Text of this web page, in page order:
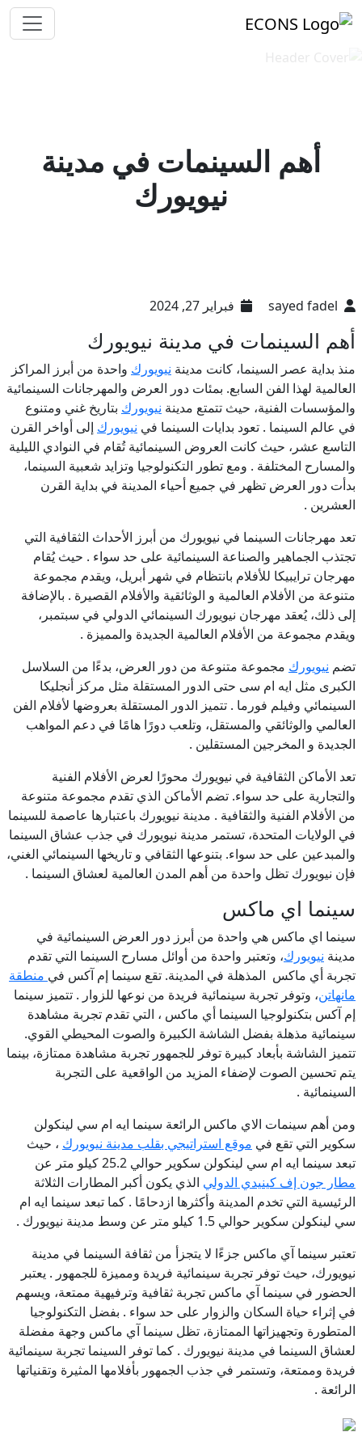
أهم السينمات في مدينة
نيويورك
فبراير 27, 2024
أهم السينمات في مدينة نيويورك
منذ بداية عصر السينما، كانت مدينة نيويورك واحدة من أبرز المراكز
العالمية لهذا الفن السابع. بمئات دور العرض والمهرجانات السينمائية
والمؤسسات الفنية، حيث تتمتع مدينة نيويورك بتاريخ غني ومتنوع
في عالم السينما . تعود بدايات السينما في نيويورك إلى أواخر القرن
التاسع عشر، حيث كانت العروض السينمائية تُقام في النوادي الليلية
والمسارح المختلفة . ومع تطور التكنولوجيا وتزايد شعبية السينما،
بدأت دور العرض تظهر في جميع أحياء المدينة في بداية القرن
العشرين .
تعد مهرجانات السينما في نيويورك من أبرز الأحداث الثقافية التي
تجتذب الجماهير والصناعة السينمائية على حد سواء . حيث يُقام
مهرجان ترايبيكا للأفلام بانتظام في شهر أبريل، ويقدم مجموعة
متنوعة من الأفلام العالمية و الوثائقية والأفلام القصيرة . بالإضافة
إلى ذلك، يُعقد مهرجان نيويورك السينمائي الدولي في سبتمبر،
ويقدم مجموعة من الأفلام العالمية الجديدة والمميزة .
تضم نيويورك مجموعة متنوعة من دور العرض، بدءًا من السلاسل
الكبرى مثل ايه ام سى حتى الدور المستقلة مثل مركز أنجليكا
السينمائي وفيلم فورما . تتميز الدور المستقلة بعروضها لأفلام الفن
العالمي والوثائقي والمستقل، وتلعب دورًا هامًا في دعم المواهب
الجديدة و المخرجين المستقلين .
تعد الأماكن الثقافية في نيويورك محورًا لعرض الأفلام الفنية
والتجارية على حد سواء. تضم الأماكن الذي تقدم مجموعة متنوعة
من الأفلام الفنية والثقافية . مدينة نيويورك باعتبارها عاصمة للسينما
في الولايات المتحدة، تستمر مدينة نيويورك في جذب عشاق السينما
والمبدعين على حد سواء. بتنوعها الثقافي و تاريخها السينمائي الغني،
فإن نيويورك تظل واحدة من أهم المدن العالمية لعشاق السينما .
سينما اي ماكس
سينما اي ماكس هي واحدة من أبرز دور العرض السينمائية في
مدينة نيويورك، وتعتبر واحدة من أوائل مسارح السينما التي تقدم
تجربة أي ماكس المذهلة في المدينة. تقع سينما إم آكس في منطقة
مانهاتن، وتوفر تجربة سينمائية فريدة من نوعها للزوار . تتميز سينما
إم آكس بتكنولوجيا السينما أي ماكس ، التي تقدم تجربة مشاهدة
سينمائية مذهلة بفضل الشاشة الكبيرة والصوت المحيطي القوي.
تتميز الشاشة بأبعاد كبيرة توفر للجمهور تجربة مشاهدة ممتازة، بينما
يتم تحسين الصوت لإضفاء المزيد من الواقعية على التجربة
السينمائية .
ومن أهم سينمات الاي ماكس الرائعة سينما ايه ام سي لينكولن
سكوير التي تقع في موقع استراتيجي بقلب مدينة نيويورك ، حيث
تبعد سينما ايه ام سي لينكولن سكوير حوالي 25.2 كيلو متر عن
مطار جون إف كينيدي الدولي الذي يكون أكبر المطارات الثلاثة
الرئيسية التي تخدم المدينة وأكثرها ازدحامًا . كما تبعد سينما ايه ام
سي لينكولن سكوير حوالي 1.5 كيلو متر عن وسط مدينة نيويورك .
تعتبر سينما آي ماكس جزءًا لا يتجزأ من ثقافة السينما في مدينة
نيويورك، حيث توفر تجربة سينمائية فريدة ومميزة للجمهور . يعتبر
الحضور في سينما آي ماكس تجربة ثقافية وترفيهية ممتعة، ويسهم
في إثراء حياة السكان والزوار على حد سواء . بفضل التكنولوجيا
المتطورة وتجهيزاتها الممتازة، تظل سينما آي ماكس وجهة مفضلة
لعشاق السينما في مدينة نيويورك . كما توفر السينما تجربة سينمائية
فريدة وممتعة، وتستمر في جذب الجمهور بأفلامها المثيرة وتقنياتها
الرائعة .